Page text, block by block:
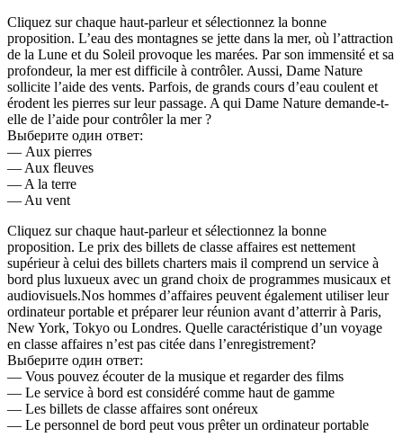
Cliquez sur chaque haut-parleur et sélectionnez la bonne
proposition. L’eau des montagnes se jette dans la mer, où l’attraction
de la Lune et du Soleil provoque les marées. Par son immensité et sa
profondeur, la mer est difficile à contrôler. Aussi, Dame Nature
sollicite l’aide des vents. Parfois, de grands cours d’eau coulent et
érodent les pierres sur leur passage. A qui Dame Nature demande-t-
elle de l’aide pour contrôler la mer ?
Выберите один ответ:
— Aux pierres
— Aux fleuves
— A la terre
— Au vent
Cliquez sur chaque haut-parleur et sélectionnez la bonne
proposition. Le prix des billets de classe affaires est nettement
supérieur à celui des billets charters mais il comprend un service à
bord plus luxueux avec un grand choix de programmes musicaux et
audiovisuels.Nos hommes d’affaires peuvent également utiliser leur
ordinateur portable et préparer leur réunion avant d’atterrir à Paris,
New York, Tokyo ou Londres. Quelle caractéristique d’un voyage
en classe affaires n’est pas citée dans l’enregistrement?
Выберите один ответ:
— Vous pouvez écouter de la musique et regarder des films
— Le service à bord est considéré comme haut de gamme
— Les billets de classe affaires sont onéreux
— Le personnel de bord peut vous prêter un ordinateur portable